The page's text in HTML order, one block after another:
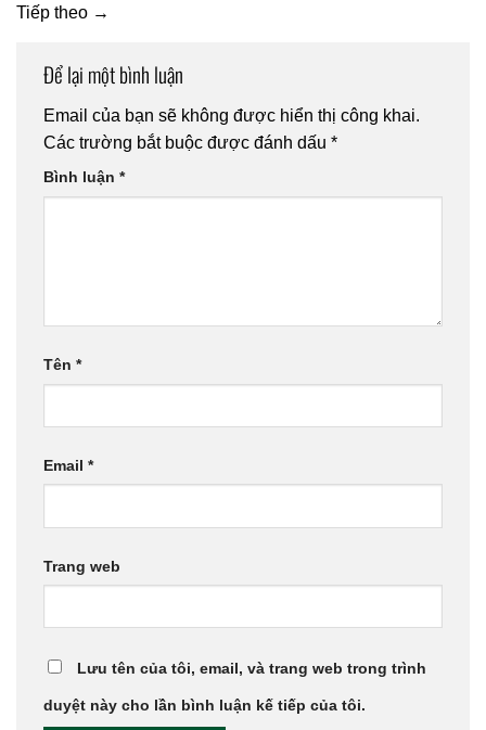
Tiếp theo →
Để lại một bình luận
Email của bạn sẽ không được hiển thị công khai.
Các trường bắt buộc được đánh dấu *
Bình luận *
Tên *
Email *
Trang web
Lưu tên của tôi, email, và trang web trong trình
duyệt này cho lần bình luận kế tiếp của tôi.